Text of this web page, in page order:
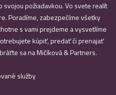
požiadavkou. Vo svete realít
Poradíme, zabezpečíme všetky
s vami prejdeme a vysvetlíme
kúpiť, predať či prenajať
sa na Mičíková & Partners.
služby